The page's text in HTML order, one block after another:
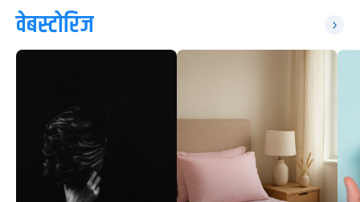
वेबस्टोरिज